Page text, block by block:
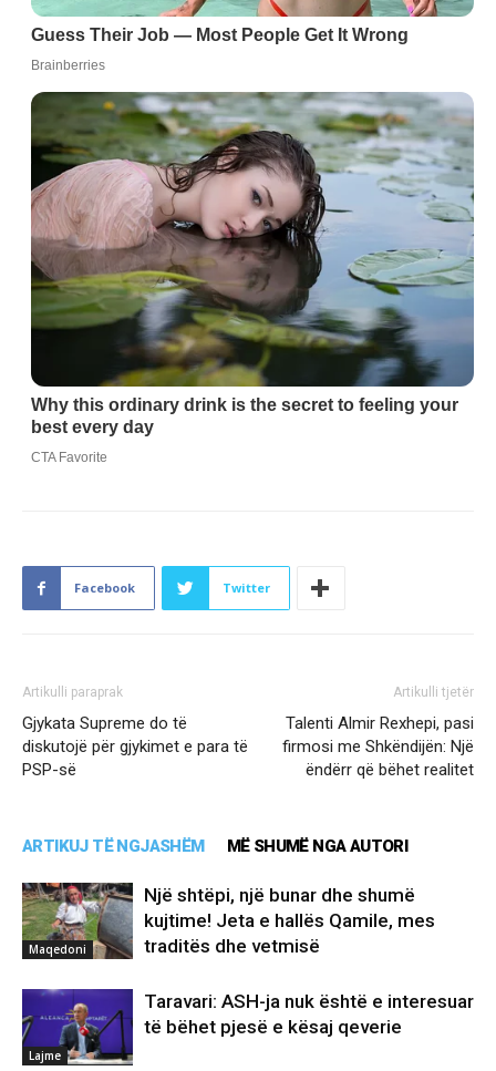
Facebook Twitter
Artikulli paraprak
Gjykata Supreme do të
diskutojë për gjykimet e para të
PSP-së
Artikulli tjetër
Talenti Almir Rexhepi, pasi
firmosi me Shkëndijën: Një
ëndërr që bëhet realitet
ARTIKUJ TË NGJASHËM MË SHUMË NGA AUTORI
Maqedoni
Një shtëpi, një bunar dhe shumë
kujtime! Jeta e hallës Qamile, mes
traditës dhe vetmisë
Lajme
Taravari: ASH-ja nuk është e interesuar
të bëhet pjesë e kësaj qeverie